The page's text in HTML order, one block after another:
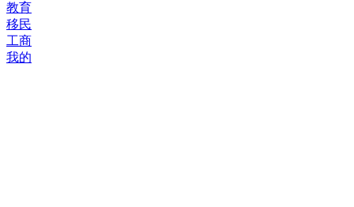
教育
移民
工商
我的